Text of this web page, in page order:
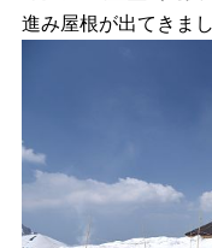
進み屋根が出てきまし